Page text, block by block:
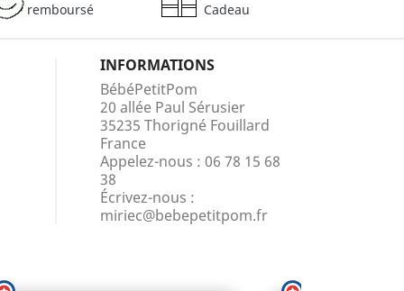
remboursé
Cadeau
INFORMATIONS
BébéPetitPom
20 allée Paul Sérusier
35235 Thorigné Fouillard
France
Appelez-nous : 06 78 15 68
38
Écrivez-nous :
miriec@bebepetitpom.fr